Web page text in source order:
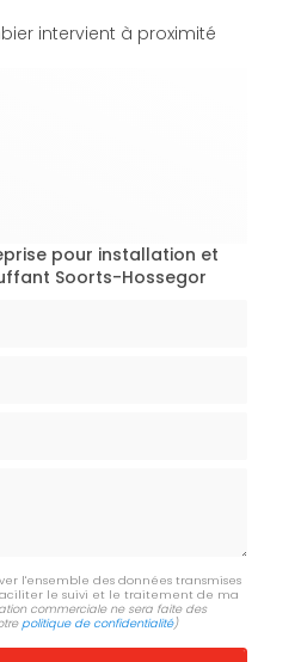
intervient à proximité
pour installation et
Soorts-Hossegor
l'ensemble des données transmises
le suivi et le traitement de ma
commerciale ne sera faite des
politique de confidentialité)